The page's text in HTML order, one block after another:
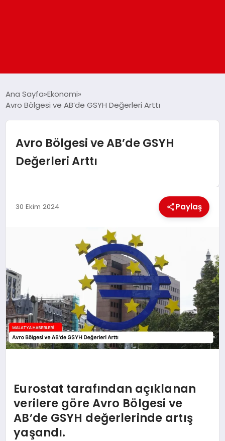
DÜNYA
EKONOMI
SAĞLIK
SIYASET
SPOR
Ana Sayfa Ekonomi
Avro Bölgesi ve AB’de GSYH Değerleri Arttı
Avro Bölgesi ve AB’de GSYH
Değerleri Arttı
30 Ekim 2024 Paylaş
Eurostat tarafından açıklanan
verilere göre Avro Bölgesi ve
AB’de GSYH değerlerinde artış
yaşandı.